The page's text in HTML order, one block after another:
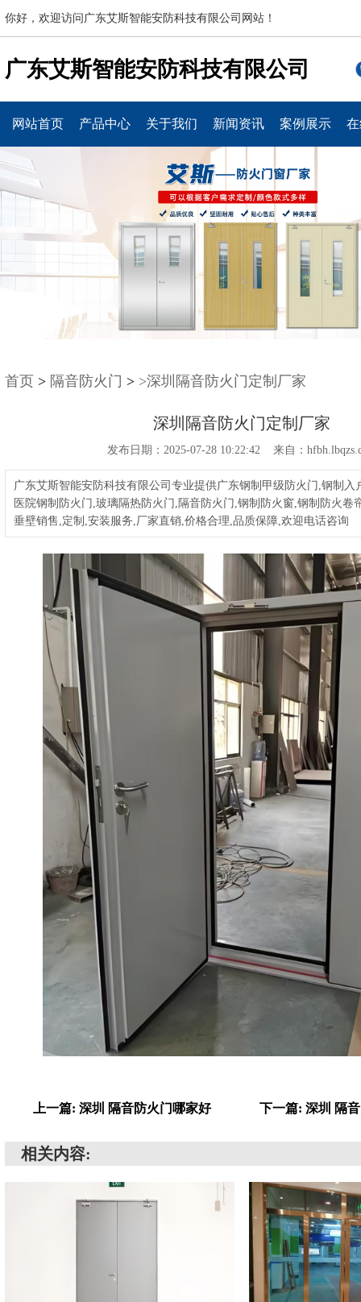
你好，欢迎访问广东艾斯智能安防科技有限公司网站！
广东艾斯智能安防科技有限公司
网站首页 产品中心 关于我们 新闻资讯 案例展示
首页 > 隔音防火门 > >深圳隔音防火门定制厂家
深圳隔音防火门定制厂家
发布日期：2025-07-28 10:22:42 来自：
广东艾斯智能安防科技有限公司专业提供广东钢制甲级防火门,钢制入
医院钢制防火门,玻璃隔热防火门,隔音防火门,钢制防火窗,钢制防火卷
垂壁销售,定制,安装服务,厂家直销,价格合理,品质保障,欢迎电话咨询
上一篇: 深圳 隔音防火门哪家好 下一篇: 深圳 隔
相关内容: